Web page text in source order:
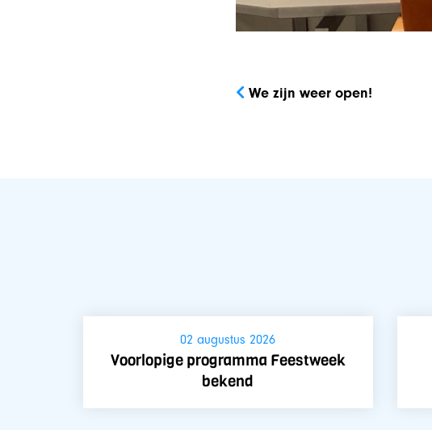
navigatie
We zijn weer open!
02 augustus 2026
Voorlopige programma Feestweek
bekend